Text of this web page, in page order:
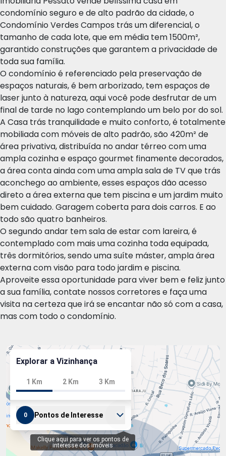
condomínio seguro e de alto padrão da cidade, o
Condomínio Verdes Campos trás um diferencial, o
tamanho de cada lote, que em média tem 1500m²,
garantido construções que garantem a privacidade de
toda sua família.
O condomínio é referenciado pela preservação de
espaços naturais, é bem arborizado, tem espaços de
laser junto à natureza, aqui você pode desfrutar de um
final de tarde no lago contemplando um belo por do sol.
A Casa trás tranquilidade e muito conforto, é totalmente
mobiliada com móveis de alto padrão, são 420m² de
área privativa, distribuída no andar térreo com uma
ampla cozinha e espaço gourmet finamente decorados,
a área conta ainda com uma ampla sala de TV que trás
aconchego ao ambiente, esses espaços dão acesso
direto a área externa que tem piscina e um jardim muito
bem cuidado. Garagem coberta para dois carros. E ao
todo são quatro banheiros.
O segundo andar tem sala de estar com lareira, é
contemplado com mais uma cozinha toda equipada,
três dormitórios, sendo uma suíte máster, ampla área
externa com visão para todo jardim e piscina.
Aproveite essa oportunidade para viver bem e feliz junto
a sua família, contate nossos corretores e faça uma
visita na certeza que irá se encantar não só com a casa,
mas com todo o condomínio.